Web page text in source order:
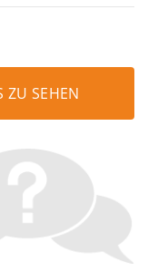
ZU SEHEN